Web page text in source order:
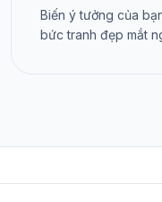
Biến ý tưởng của
bức tranh đẹp mắt